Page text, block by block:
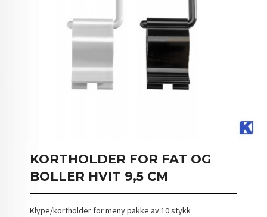
KORTHOLDER FOR FAT OG
BOLLER HVIT 9,5 CM
Klype/kortholder for meny pakke av 10 stykk